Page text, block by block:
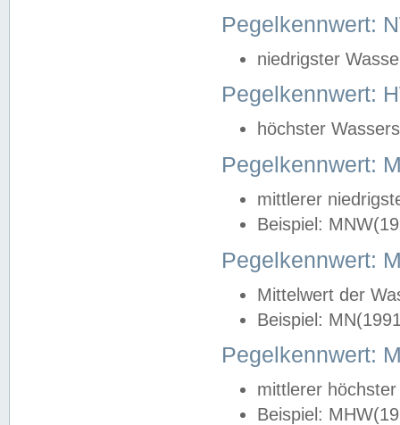
Pegelkennwert:
niedrigster
Pegelkennwert:
höchster
Pegelkennwert:
mittlerer
Beispiel:
Pegelkennwert:
Mittelwert der
Beispiel:
Pegelkennwert:
mittlerer
Beispiel: